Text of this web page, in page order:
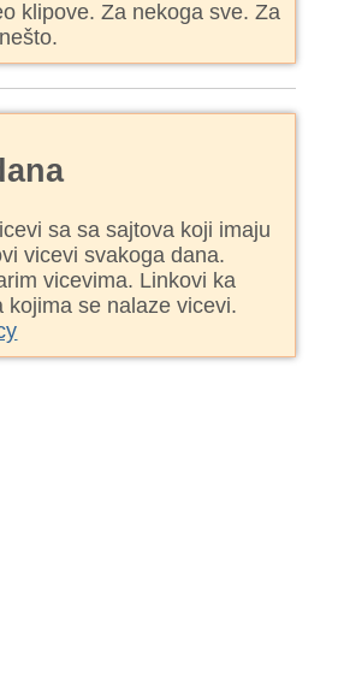
klipove. Za nekoga sve. Za
sa sa sajtova koji imaju
vicevi svakoga dana.
vicevima. Linkovi ka
kojima se nalaze vicevi.